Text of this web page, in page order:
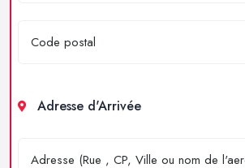
Adresse d'Arrivée